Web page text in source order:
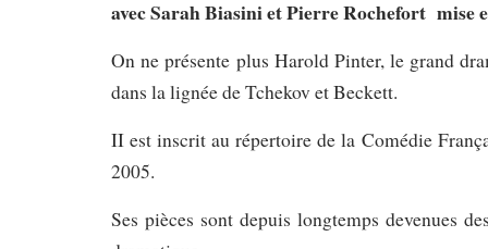
avec Sarah Biasini et Pierre Rochefort
On ne présente plus Harold Pinter, le grand
dans la lignée de Tchekov et Beckett.
II est inscrit au répertoire de la Comédie
2005.
Ses pièces sont depuis longtemps devenues